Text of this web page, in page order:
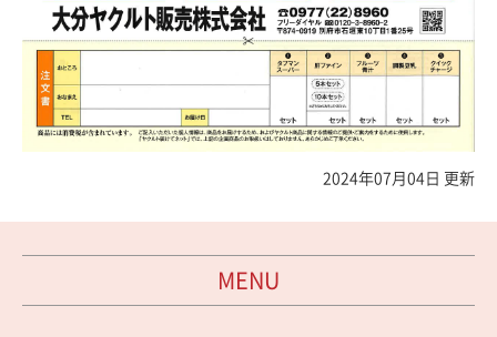
2024年07月04日 更新
MENU